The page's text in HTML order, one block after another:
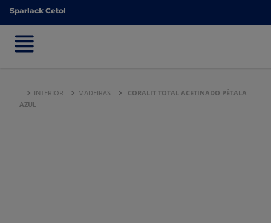
Sparlack Cetol
Sparlack Cetol
INTERIOR MADEIRAS
CORALIT TOTAL ACETINADO PÉTALA
AZUL